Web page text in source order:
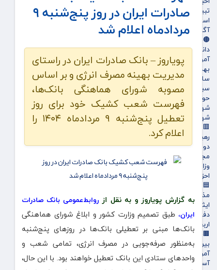
تبیلغات
استخدام
آگهی های دولتی
🟤جامعه
دانشگاه
آموزش و پرورش
بهداشت و درمان
سلامت
سبک زندگی
حوادث، انتظامی
شهرداری و شورای شهر
شهری و رفاهی
🟥سیاسی
رهبر انقلاب
دولت
مجلس
وزارت امور خارجه
احزاب و تشکلها
🟦فرهنگ و هنر
مذهبی
ایثار و شهادت
دفاع مقدس
اربعین
🟫جهان
بین الملل
آمریکا و اروپاه
آسیای غربی
صادرات ایران در روز پنج‌شنبه ۹
مردادماه اعلام شد
پویاروز – بانک صادرات ایران در راستای
مدیریت بهینه مصرف انرژی و بر اساس
مصوبه شورای هماهنگی بانک‌ها،
فهرست شعب کشیک خود برای روز
تعطیل پنج‌شنبه ۹ مردادماه ۱۴۰۴ را
اعلام کرد.
به گزارش پویاروز و به نقل ازروابط‌عمومی بانک صادرات
ایران، طبق تصمیم وزارت کشور و ابلاغ شورای هماهنگی
بانک‌ها مبنی بر تعطیلی بانک‌ها در روزهای پنج‌شنبه
به‌منظور صرفه‌جویی در مصرف انرژی، تمامی شعب و
واحدهای ستادی این بانک تعطیل خواهند بود. با این حال،